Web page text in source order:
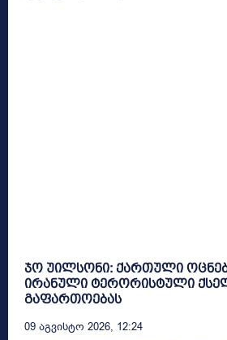
ჯო უილსონი: ქართული
ირანული ტერორისტული
გაფართოებას
09 Აგვისტო 2026, 12:24